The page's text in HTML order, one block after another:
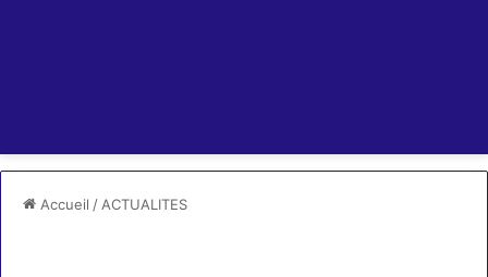
Accueil / ACTUALITES